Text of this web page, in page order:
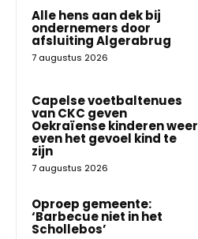
Alle hens aan dek bij
ondernemers door
afsluiting Algerabrug
7 augustus 2026
Capelse voetbaltenues
van CKC geven
Oekraïense kinderen weer
even het gevoel kind te
zijn
7 augustus 2026
Oproep gemeente:
‘Barbecue niet in het
Schollebos’